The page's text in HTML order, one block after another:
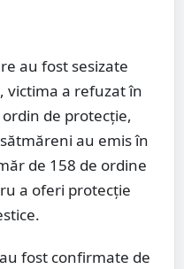
au fost sesizate
victima a refuzat în
de protecție,
au emis în
de 158 de ordine
a oferi protecție
fost confirmate de